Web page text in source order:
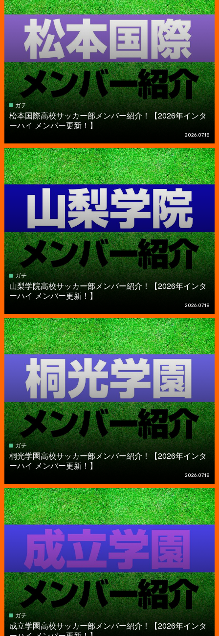
ガチ
松本国際高校サッカー部メンバー紹介！【2026年インタ
ーハイ メンバー更新！】
2026.07.18
ガチ
山梨学院高校サッカー部メンバー紹介！【2026年インタ
ーハイ メンバー更新！】
2026.07.18
ガチ
桐光学園高校サッカー部メンバー紹介！【2026年インタ
ーハイ メンバー更新！】
2026.07.18
ガチ
成立学園高校サッカー部メンバー紹介！【2026年インタ